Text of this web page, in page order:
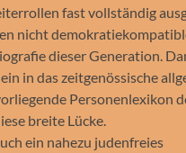
fast vollständig
nicht
dieser Generation.
in das zeitgenössische
Personenlexikon
breite Lücke.
ein nahezu judenfreies